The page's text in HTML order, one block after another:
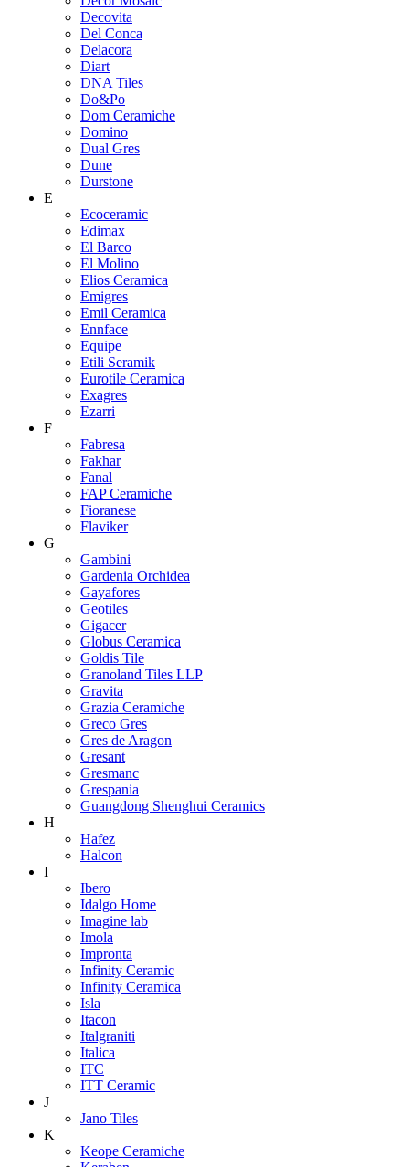
Decovita
Del Conca
Delacora
Diart
DNA Tiles
Do&Po
Dom Ceramiche
Domino
Dual Gres
Dune
Durstone
E
Ecoceramic
Edimax
El Barco
El Molino
Elios Ceramica
Emigres
Emil Ceramica
Ennface
Equipe
Etili Seramik
Eurotile Ceramica
Exagres
Ezarri
F
Fabresa
Fakhar
Fanal
FAP Ceramiche
Fioranese
Flaviker
G
Gambini
Gardenia Orchidea
Gayafores
Geotiles
Gigacer
Globus Ceramica
Goldis Tile
Granoland Tiles LLP
Gravita
Grazia Ceramiche
Greco Gres
Gres de Aragon
Gresant
Gresmanc
Grespania
Guangdong Shenghui Ceramics
H
Hafez
Halcon
I
Ibero
Idalgo Home
Imagine lab
Imola
Impronta
Infinity Ceramic
Infinity Ceramica
Isla
Itacon
Italgraniti
Italica
ITC
ITT Ceramic
J
Jano Tiles
K
Keope Ceramiche